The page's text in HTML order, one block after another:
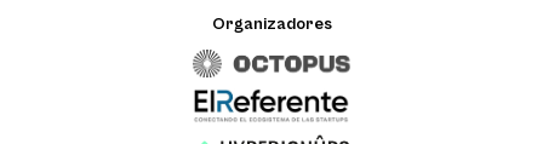
Organizadores